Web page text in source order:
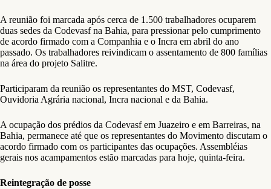
A reunião foi marcada após cerca de 1.500 trabalhadores ocuparem
duas sedes da Codevasf na Bahia, para pressionar pelo cumprimento
de acordo firmado com a Companhia e o Incra em abril do ano
passado. Os trabalhadores reivindicam o assentamento de 800 famílias
na área do projeto Salitre.
Participaram da reunião os representantes do MST, Codevasf,
Ouvidoria Agrária nacional, Incra nacional e da Bahia.
A ocupação dos prédios da Codevasf em Juazeiro e em Barreiras, na
Bahia, permanece até que os representantes do Movimento discutam o
acordo firmado com os participantes das ocupações. Assembléias
gerais nos acampamentos estão marcadas para hoje, quinta-feira.
Reintegração de posse